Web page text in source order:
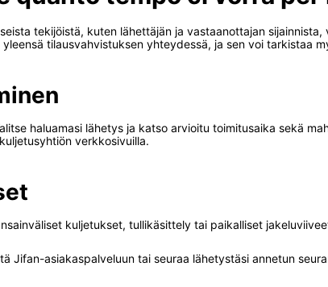
tekijöistä, kuten lähettäjän ja vastaanottajan
tilausvahvistuksen yhteydessä, ja sen voi tarkistaa
haluamasi lähetys ja katso arvioitu toimitusaika sekä
verkkosivuilla.
kuljetukset, tullikäsittely tai paikalliset
Jifan-asiakaspalveluun tai seuraa lähetystäsi annetun